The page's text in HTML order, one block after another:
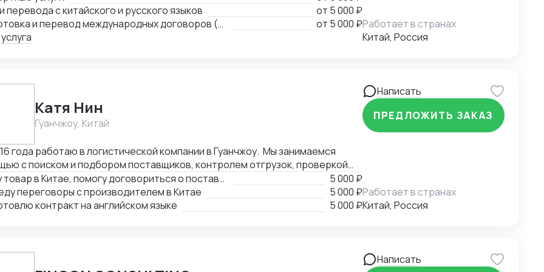
связанные с логистикой и таможней. Могу предоставить консультации
торговле.
перевода с китайского и русского языков
от 5 000 ₽
Подготовка и перевод международных договоров (русский-китайский)
от 5 000 ₽Работает в странах
Китай, Россия
Катя Нин
Гуанчжоу, Китай
года работаю в логистической компании в Гуанчжоу. Мы занимаемся
с поиском и подбором поставщиков, контролем отгрузок, проверкой
товара. В нашей компании работает более 10 человек и мы всегда
вам помочь по любым вопросам связанным с заказом товаров в Китае.
Найду товар в Китае, помогу договориться о поставке
5 000 ₽
переговоры с производителем в Китае
5 000 ₽
контракт на английском языке
5 000 ₽
Написать
ПРЕДЛОЖИТЬ ЗАКАЗ
Работает в странах
Китай, Россия
Написать